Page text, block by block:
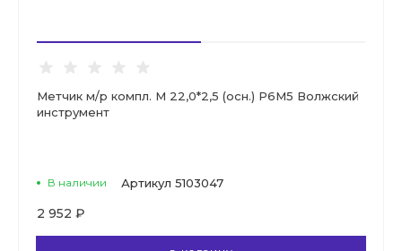
Метчик м/р компл. М 22,0*2,5 (осн.) Р6М5 Волжский
инструмент
В наличии Артикул 5103047
2 952 ₽